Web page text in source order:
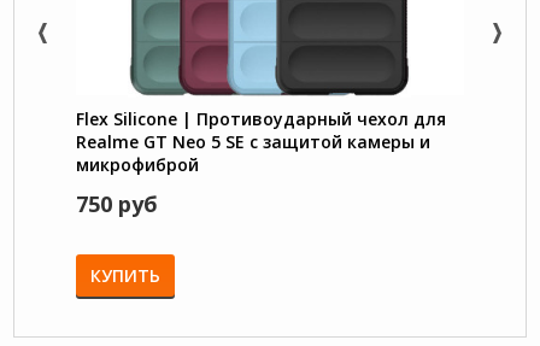
Flex Silicone | Противоударный чехол для
Realme GT Neo 5 SE с защитой камеры и
микрофиброй
750 руб
КУПИТЬ